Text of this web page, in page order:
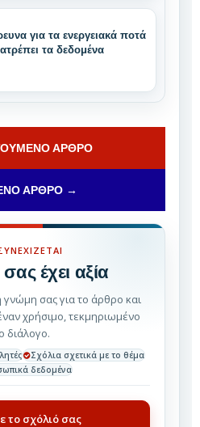
για τα ενεργειακά ποτά
τα δεδομένα
ΆΡΘΡΟ
ΆΡΘΡΟ →
έχει αξία
γνώμη σας για το άρθρο και
χρήσιμο, τεκμηριωμένο
διάλογο.
Σχόλια σχετικά με το θέμα
δεδομένα
το σχόλιό σας